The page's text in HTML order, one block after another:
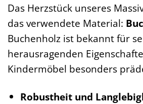
Das Herzstück unseres
das verwendete Material:
Buchenholz ist bekannt für
herausragenden
Kindermöbel besonders
Robustheit und